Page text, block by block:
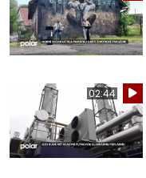
02:44